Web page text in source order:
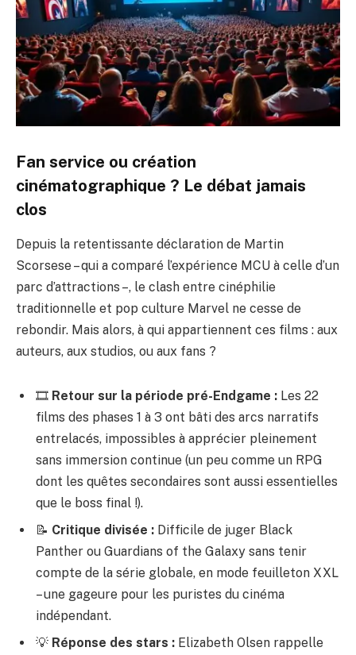
Fan service ou création
cinématographique ? Le débat jamais
clos
Depuis la retentissante déclaration de Martin
Scorsese – qui a comparé l’expérience MCU à celle d’un
parc d’attractions –, le clash entre cinéphilie
traditionnelle et pop culture Marvel ne cesse de
rebondir. Mais alors, à qui appartiennent ces films : aux
auteurs, aux studios, ou aux fans ?
🎞️ Retour sur la période pré-Endgame : Les 22
films des phases 1 à 3 ont bâti des arcs narratifs
entrelacés, impossibles à apprécier pleinement
sans immersion continue (un peu comme un RPG
dont les quêtes secondaires sont aussi essentielles
que le boss final !).
📝 Critique divisée : Difficile de juger Black
Panther ou Guardians of the Galaxy sans tenir
compte de la série globale, en mode feuilleton XXL
– une gageure pour les puristes du cinéma
indépendant.
💡 Réponse des stars : Elizabeth Olsen rappelle